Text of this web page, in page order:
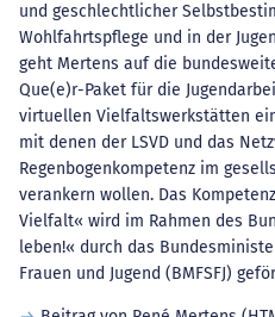
und geschlechtlicher
Wohlfahrtspflege und in der
geht Mertens auf die
Que(e)r-Paket für die
virtuellen Vielfaltswerkstätten
mit denen der LSVD und das
Regenbogenkompetenz im
verankern wollen. Das
Vielfalt« wird im Rahmen des
leben!« durch das
Frauen und Jugend (BMFSFJ)